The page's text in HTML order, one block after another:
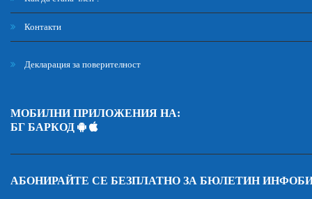
Контакти
Декларация за поверителност
МОБИЛНИ ПРИЛОЖЕНИЯ НА:
БГ БАРКОД
АБОНИРАЙТЕ СЕ БЕЗПЛАТНО ЗА БЮЛЕТИН